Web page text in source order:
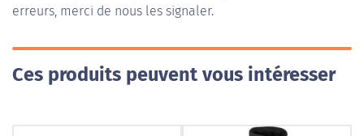
erreurs, merci de nous les signaler.
Ces produits peuvent vous intéresser